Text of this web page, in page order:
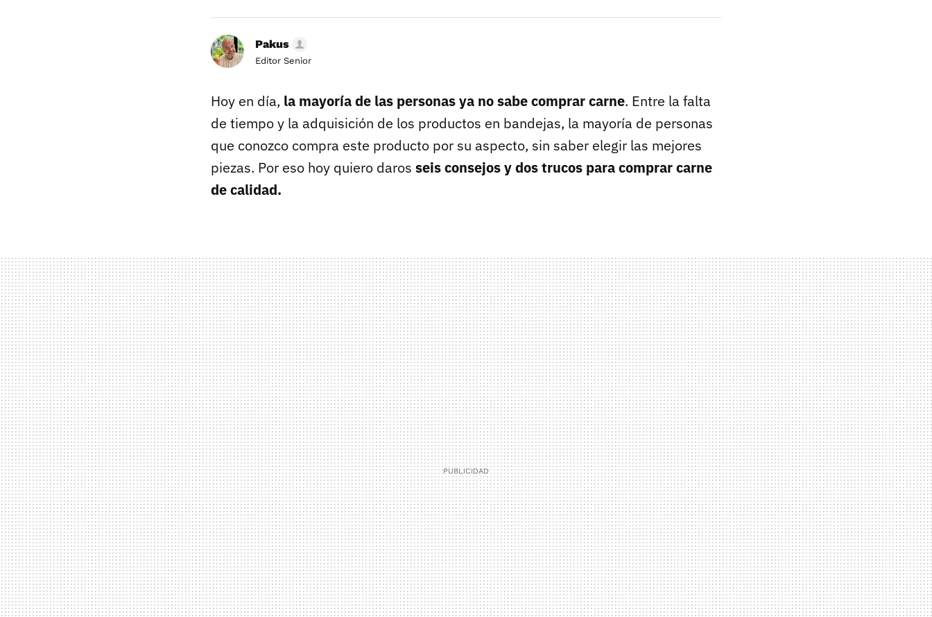
Pakus
Editor Senior
Hoy en día, la mayoría de las personas ya no sabe comprar carne. Entre la falta
de tiempo y la adquisición de los productos en bandejas, la mayoría de personas
que conozco compra este producto por su aspecto, sin saber elegir las mejores
piezas. Por eso hoy quiero daros seis consejos y dos trucos para comprar carne
de calidad.